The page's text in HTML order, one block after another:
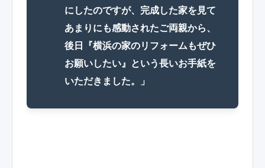
にしたのですが、完成した家を見て
あまりにも感動されたご両親から、
後日『横浜の家のリフォームもぜひ
お願いしたい』という長いお手紙を
いただきました。」